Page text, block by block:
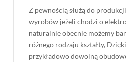
Z pewnością służą do
wyrobów jeżeli chodzi o
naturalnie obecnie możemy
różnego rodzaju kształty,
przykładowo dowolną